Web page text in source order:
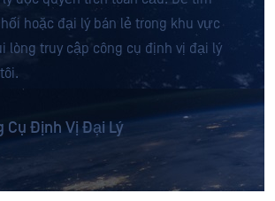
hoặc đại lý bán lẻ trong khu vực
lòng truy cập công cụ định vị đại lý
Cụ Định Vị Đại Lý